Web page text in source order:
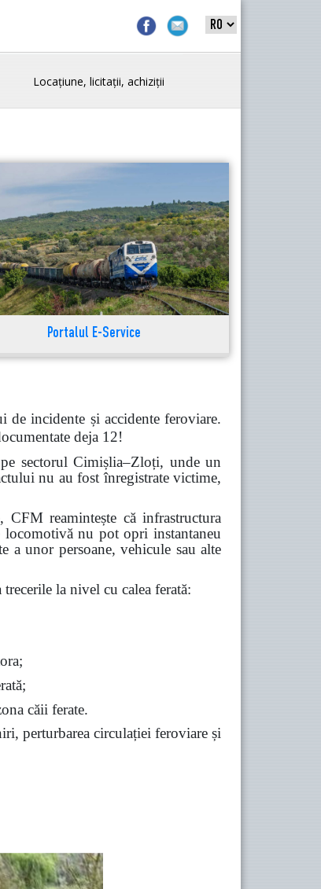
Locațiune, licitații, achiziții
Portalul E-Service
de incidente și accidente feroviare.
deja 12!
sectorul Cimișlia–Zloți, unde un
nu au fost înregistrate victime,
reamintește că infrastructura
locomotivă nu pot opri instantaneu
a unor persoane, vehicule sau alte
la nivel cu calea ferată:
căii ferate.
perturbarea circulației feroviare și